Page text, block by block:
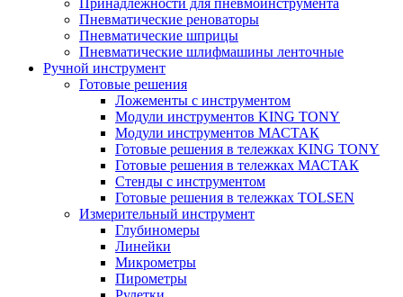
Принадлежности для пневмоинструмента
Пневматические реноваторы
Пневматические шприцы
Пневматические шлифмашины ленточные
Ручной инструмент
Готовые решения
Ложементы с инструментом
Модули инструментов KING TONY
Модули инструментов МАСТАК
Готовые решения в тележках KING TONY
Готовые решения в тележках МАСТАК
Стенды с инструментом
Готовые решения в тележках TOLSEN
Измерительный инструмент
Глубиномеры
Линейки
Микрометры
Пирометры